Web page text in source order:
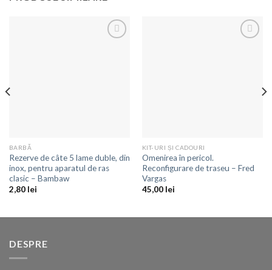
BARBĂ
Rezerve de câte 5 lame duble, din
inox, pentru aparatul de ras
clasic – Bambaw
2,80 lei
KIT-URI ȘI CADOURI
Omenirea în pericol.
Reconfigurare de traseu – Fred
Vargas
45,00 lei
DESPRE